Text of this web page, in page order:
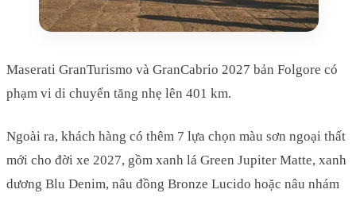
Maserati GranTurismo và GranCabrio 2027 bản Folgore có
phạm vi di chuyển tăng nhẹ lên 401 km.
Ngoài ra, khách hàng có thêm 7 lựa chọn màu sơn ngoại thất
mới cho đời xe 2027, gồm xanh lá Green Jupiter Matte, xanh
dương Blu Denim, nâu đồng Bronze Lucido hoặc nâu nhám